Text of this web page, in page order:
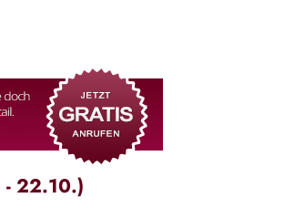
- 22.10.)